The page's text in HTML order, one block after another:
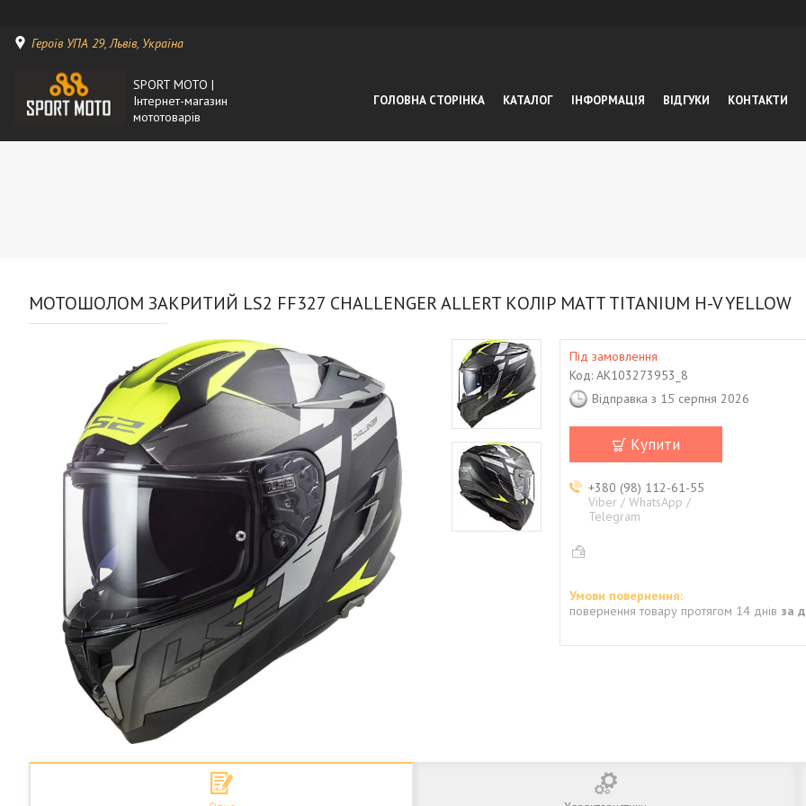
Героїв УПА 29, Львів, Україна
SPORT MOTO |
Інтернет-магазин
мототоварів
ГОЛОВНА СТОРІНКА КАТАЛОГ ІНФОРМАЦІЯ ВІДГУКИ КОНТАКТИ
МОТОШОЛОМ ЗАКРИТИЙ LS2 FF327 CHALLENGER ALLERT КОЛІР MATT TITANIUM H-V YELLOW
Під замовлення
Код: AK103273953_8
Відправка з 15 серпня 2026
Купити
+380 (98) 112-61-55
Viber / WhatsApp /
Telegram
повернення товару протягом 14 днів за